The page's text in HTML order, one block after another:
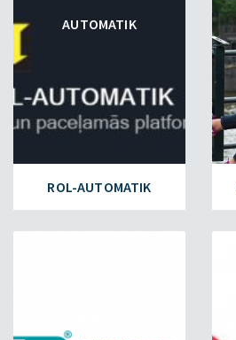
AUTOMATIK
ROL-AUTOMATIK